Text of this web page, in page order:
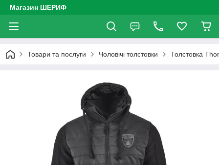
Магазин ШЕРИФ
Товари та послуги Чоловічі толстовки Толстовка